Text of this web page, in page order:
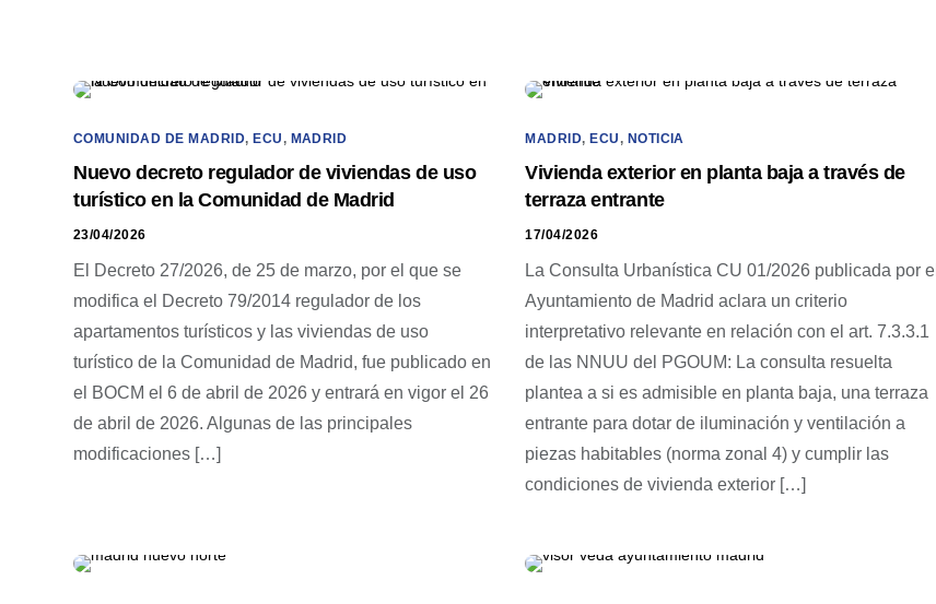
COMUNIDAD DE MADRID, ECU, MADRID
Nuevo decreto regulador de viviendas de uso
turístico en la Comunidad de Madrid
23/04/2026
El Decreto 27/2026, de 25 de marzo, por el que se
modifica el Decreto 79/2014 regulador de los
apartamentos turísticos y las viviendas de uso
turístico de la Comunidad de Madrid, fue publicado en
el BOCM el 6 de abril de 2026 y entrará en vigor el 26
de abril de 2026. Algunas de las principales
modificaciones […]
MADRID, ECU, NOTICIA
Vivienda exterior en planta baja a través de
terraza entrante
17/04/2026
La Consulta Urbanística CU 01/2026 publicada por el
Ayuntamiento de Madrid aclara un criterio
interpretativo relevante en relación con el art. 7.3.3.1
de las NNUU del PGOUM: La consulta resuelta
plantea a si es admisible en planta baja, una terraza
entrante para dotar de iluminación y ventilación a
piezas habitables (norma zonal 4) y cumplir las
condiciones de vivienda exterior […]